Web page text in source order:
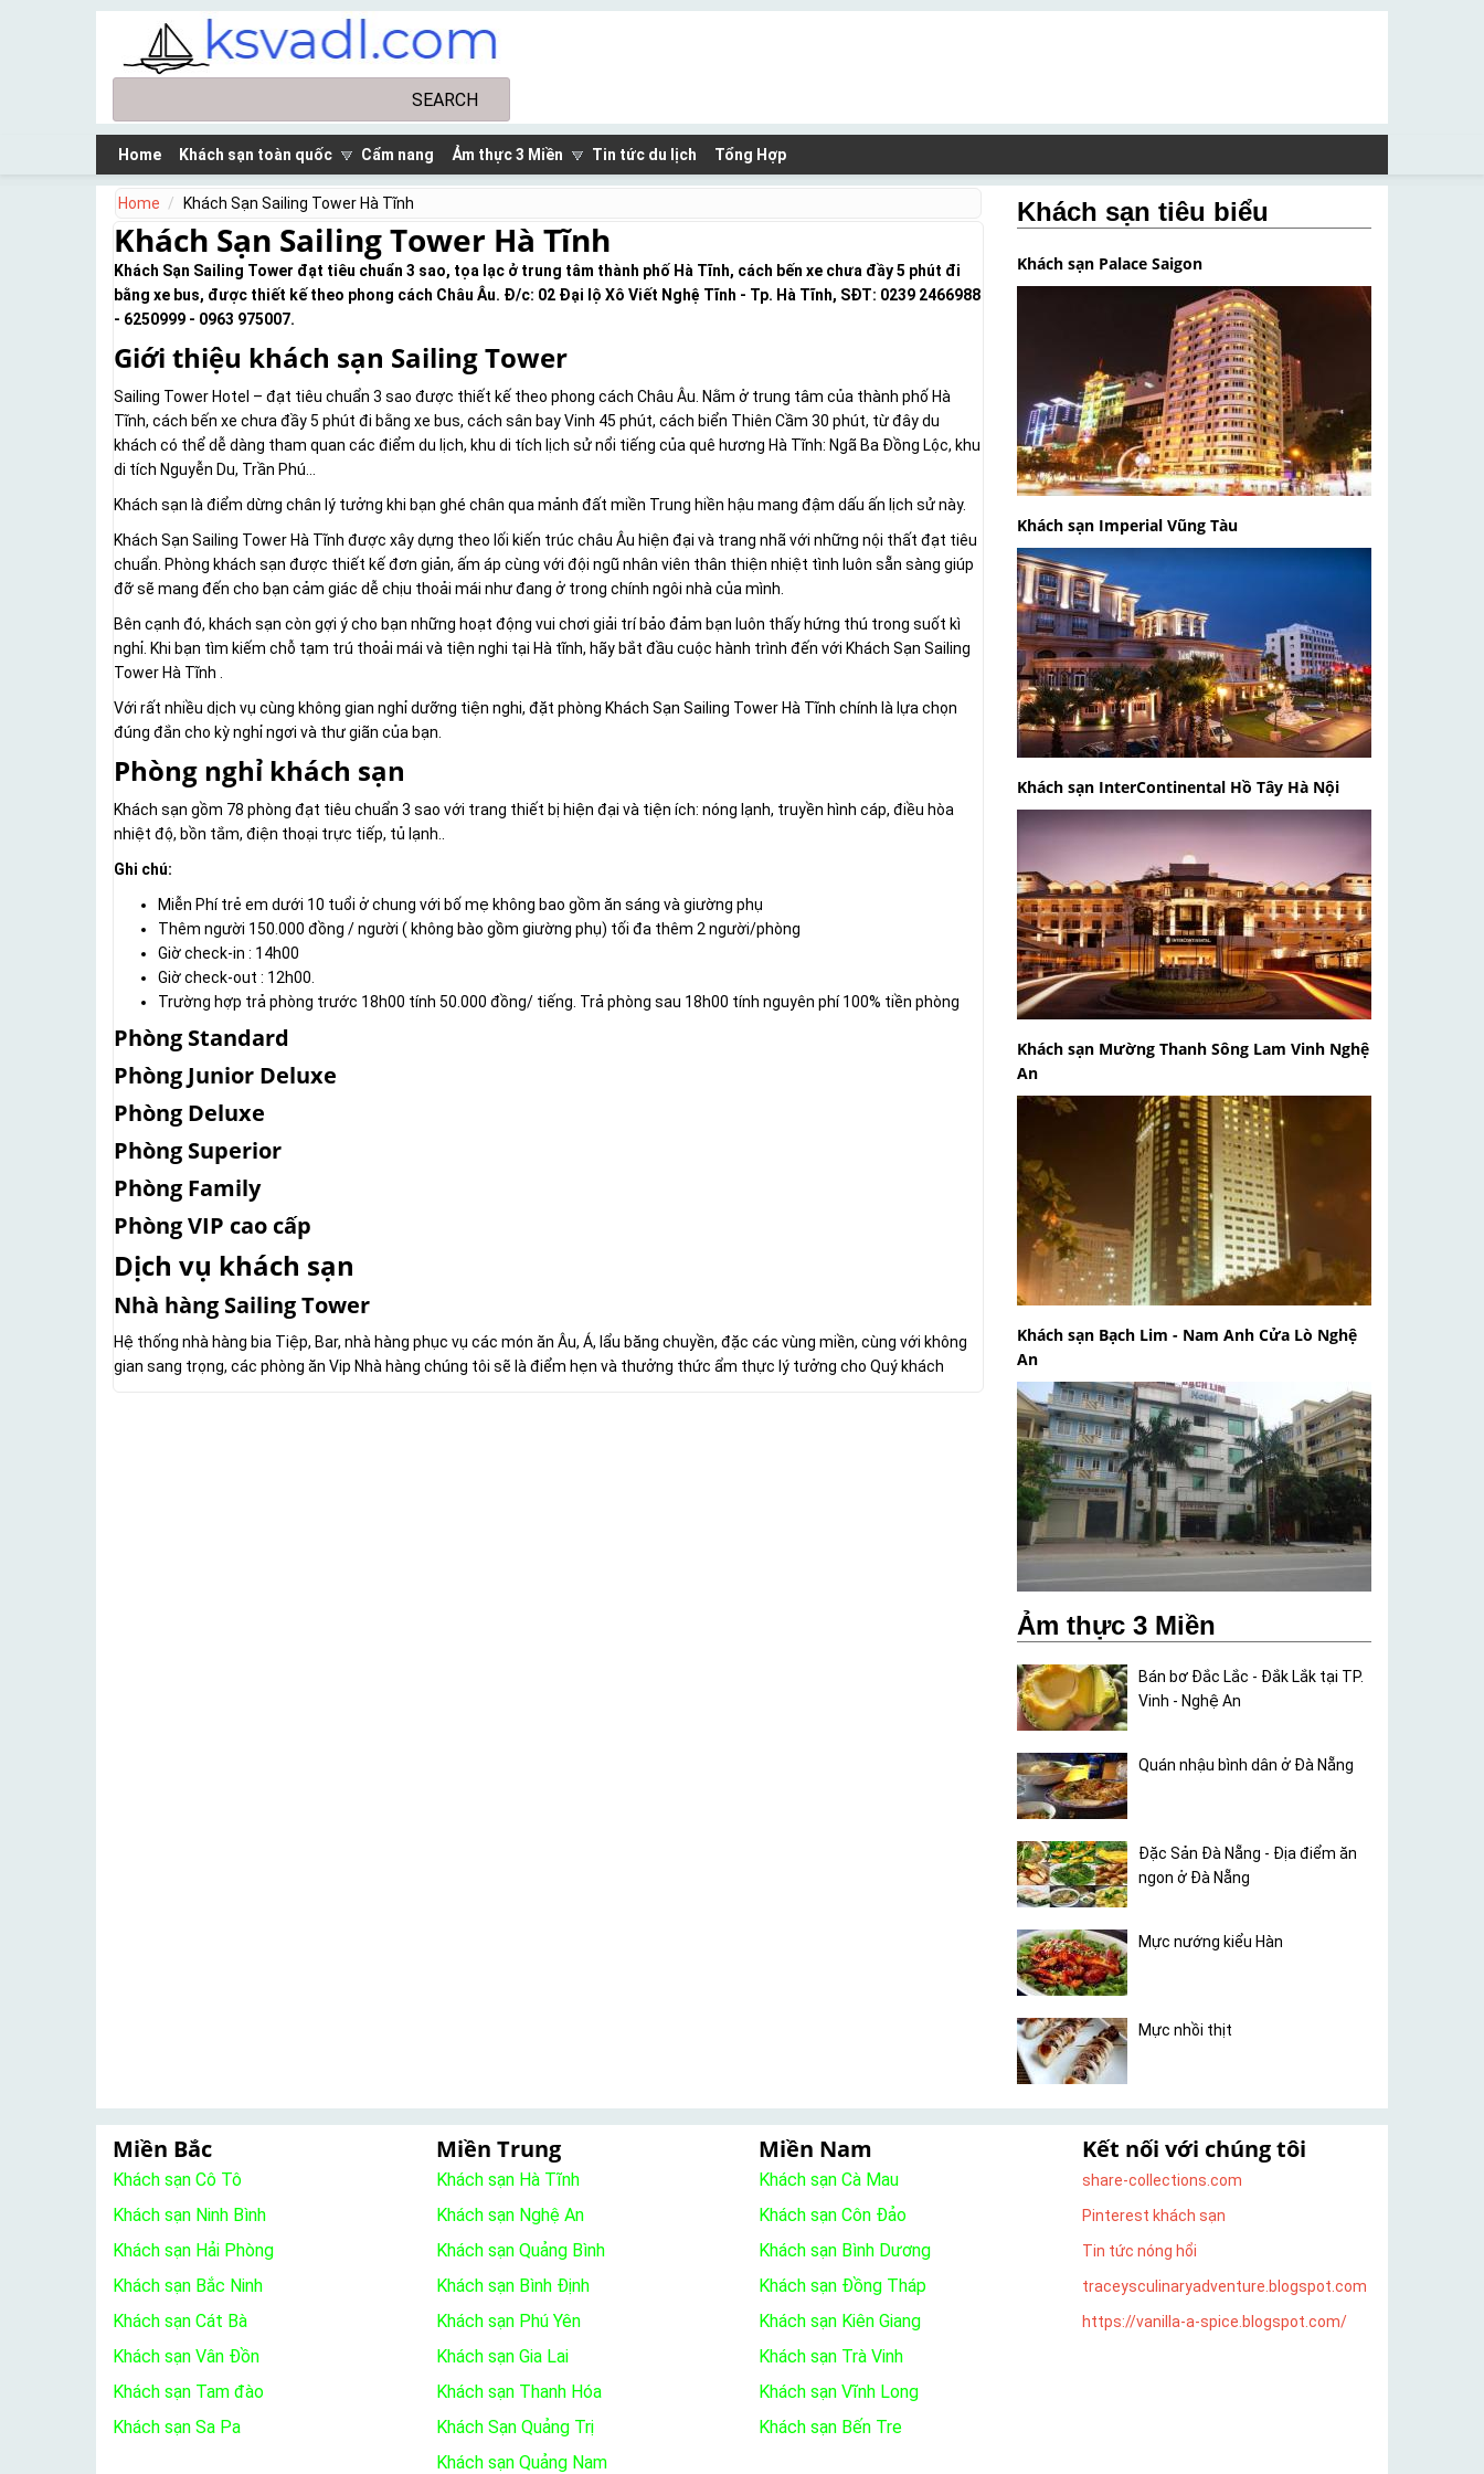
Skip to main content
Home Khách sạn toàn quốc Cẩm nang Ảm thực 3 Miền Tin tức du lịch Tổng Hợp
Home Khách Sạn Sailing Tower Hà Tĩnh
Khách Sạn Sailing Tower Hà Tĩnh
Khách Sạn Sailing Tower đạt tiêu chuẩn 3 sao, tọa lạc ở trung tâm thành phố Hà Tĩnh, cách bến xe chưa đầy 5 phút đi
bằng xe bus, được thiết kế theo phong cách Châu Âu. Đ/c: 02 Đại lộ Xô Viết Nghệ Tĩnh - Tp. Hà Tĩnh, SĐT: 0239 2466988
- 6250999 - 0963 975007.
Giới thiệu khách sạn Sailing Tower
Sailing Tower Hotel – đạt tiêu chuẩn 3 sao được thiết kế theo phong cách Châu Âu. Nằm ở trung tâm của thành phố Hà
Tĩnh, cách bến xe chưa đầy 5 phút đi bằng xe bus, cách sân bay Vinh 45 phút, cách biển Thiên Cầm 30 phút, từ đây du
khách có thể dễ dàng tham quan các điểm du lịch, khu di tích lịch sử nổi tiếng của quê hương Hà Tĩnh: Ngã Ba Đồng Lộc, khu
di tích Nguyễn Du, Trần Phú…
Khách sạn là điểm dừng chân lý tưởng khi bạn ghé chân qua mảnh đất miền Trung hiền hậu mang đậm dấu ấn lịch sử này.
Khách Sạn Sailing Tower Hà Tĩnh được xây dựng theo lối kiến trúc châu Âu hiện đại và trang nhã với những nội thất đạt tiêu
chuẩn. Phòng khách sạn được thiết kế đơn giản, ấm áp cùng với đội ngũ nhân viên thân thiện nhiệt tình luôn sẵn sàng giúp
đỡ sẽ mang đến cho bạn cảm giác dễ chịu thoải mái như đang ở trong chính ngôi nhà của mình.
Bên cạnh đó, khách sạn còn gợi ý cho bạn những hoạt động vui chơi giải trí bảo đảm bạn luôn thấy hứng thú trong suốt kì
nghỉ. Khi bạn tìm kiếm chỗ tạm trú thoải mái và tiện nghi tại Hà tĩnh, hãy bắt đầu cuộc hành trình đến với Khách Sạn Sailing
Tower Hà Tĩnh .
Với rất nhiều dịch vụ cùng không gian nghỉ dưỡng tiện nghi, đặt phòng Khách Sạn Sailing Tower Hà Tĩnh chính là lựa chọn
đúng đắn cho kỳ nghỉ ngơi và thư giãn của bạn.
Phòng nghỉ khách sạn
Khách sạn gồm 78 phòng đạt tiêu chuẩn 3 sao với trang thiết bị hiện đại và tiện ích: nóng lạnh, truyền hình cáp, điều hòa
nhiệt độ, bồn tắm, điện thoại trực tiếp, tủ lạnh..
Ghi chú:
Miễn Phí trẻ em dưới 10 tuổi ở chung với bố mẹ không bao gồm ăn sáng và giường phụ
Thêm người 150.000 đồng / người ( không bào gồm giường phụ) tối đa thêm 2 người/phòng
Giờ check-in : 14h00
Giờ check-out : 12h00.
Trường hợp trả phòng trước 18h00 tính 50.000 đồng/ tiếng. Trả phòng sau 18h00 tính nguyên phí 100% tiền phòng
Phòng Standard
Phòng Junior Deluxe
Phòng Deluxe
Phòng Superior
Phòng Family
Phòng VIP cao cấp
Dịch vụ khách sạn
Nhà hàng Sailing Tower
Hệ thống nhà hàng bia Tiệp, Bar, nhà hàng phục vụ các món ăn Âu, Á, lẩu băng chuyền, đặc các vùng miền, cùng với không
gian sang trọng, các phòng ăn Vip Nhà hàng chúng tôi sẽ là điểm hẹn và thưởng thức ẩm thực lý tưởng cho Quý khách
Khách sạn tiêu biểu
Khách sạn Palace Saigon
Khách sạn Imperial Vũng Tàu
Khách sạn InterContinental Hồ Tây Hà Nội
Khách sạn Mường Thanh Sông Lam Vinh Nghệ
An
Khách sạn Bạch Lim - Nam Anh Cửa Lò Nghệ
An
Ảm thực 3 Miền
Bán bơ Đắc Lắc - Đắk Lắk tại TP.
Vinh - Nghệ An
Quán nhậu bình dân ở Đà Nẵng
Đặc Sản Đà Nẵng - Địa điểm ăn
ngon ở Đà Nẵng
Mực nướng kiểu Hàn
Mực nhồi thịt
Miền Bắc
Khách sạn Cô Tô
Khách sạn Ninh Bình
Khách sạn Hải Phòng
Khách sạn Bắc Ninh
Khách sạn Cát Bà
Khách sạn Vân Đồn
Khách sạn Tam đào
Khách sạn Sa Pa
Miền Trung
Khách sạn Hà Tĩnh
Khách sạn Nghệ An
Khách sạn Quảng Bình
Khách sạn Bình Định
Khách sạn Phú Yên
Khách sạn Gia Lai
Khách sạn Thanh Hóa
Khách Sạn Quảng Trị
Khách sạn Quảng Nam
Miền Nam
Khách sạn Cà Mau
Khách sạn Côn Đảo
Khách sạn Bình Dương
Khách sạn Đồng Tháp
Khách sạn Kiên Giang
Khách sạn Trà Vinh
Khách sạn Vĩnh Long
Khách sạn Bến Tre
Kết nối với chúng tôi
share-collections.com
Pinterest khách sạn
Tin tức nóng hổi
traceysculinaryadventure.blogspot.com
https://vanilla-a-spice.blogspot.com/